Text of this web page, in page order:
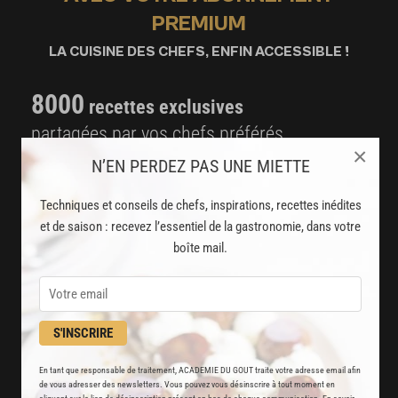
N’EN PERDEZ PAS UNE MIETTE
Techniques et conseils de chefs, inspirations, recettes inédites
et de saison : recevez l’essentiel de la gastronomie, dans votre
boîte mail.
S'INSCRIRE
En tant que responsable de traitement, ACADEMIE DU GOUT traite votre adresse email afin
de vous adresser des newsletters. Vous pouvez vous désinscrire à tout moment en
×
PREMIUM
LA CUISINE DES CHEFS, ENFIN ACCESSIBLE !
8000 recettes exclusives
partagées par vos chefs préférés
2000
vidéos de recettes
et techniques de cuisine et pâtisserie
Des nouveautés
Stop pub
un service garanti sans publicité
JE M'ABONNE